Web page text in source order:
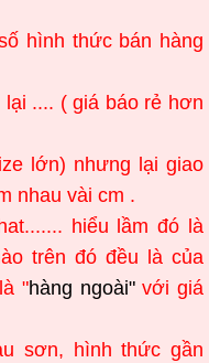
hình thức bán hàng
.... ( giá báo rẻ hơn
lớn) nhưng lại giao
nhau vài cm .
hiểu lầm đó là
trên đó đều là của
"hàng ngoài"với giá
sơn, hình thức gần